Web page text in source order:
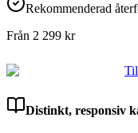
Rekommenderad
Från 2 299 kr
Distinkt, responsiv